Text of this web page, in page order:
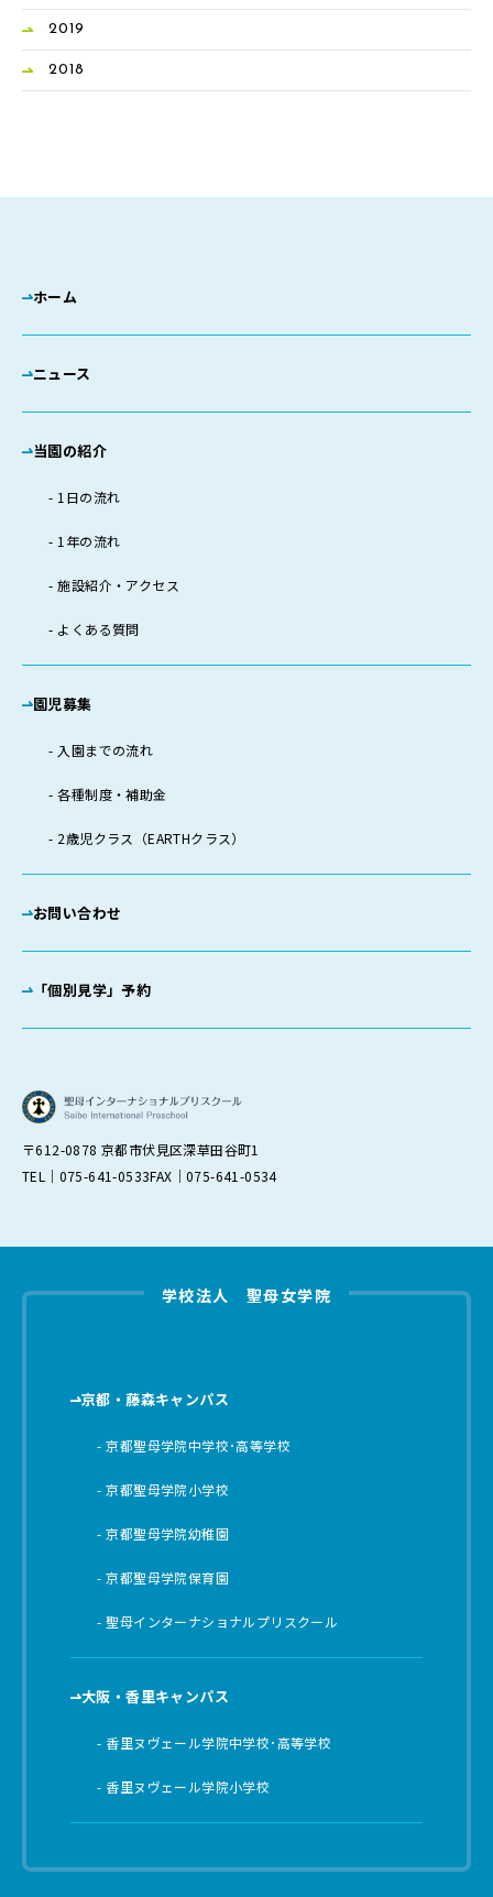
2019
2018
ホーム
ニュース
当園の紹介
1日の流れ
1年の流れ
施設紹介・アクセス
よくある質問
園児募集
入園までの流れ
各種制度・補助金
2歳児クラス（EARTHクラス）
お問い合わせ
「個別見学」予約
〒612-0878 京都市伏見区深草田谷町1
TEL｜075-641-0533FAX｜075-641-0534
学校法人 聖母女学院
京都・藤森キャンパス
京都聖母学院中学校･高等学校
京都聖母学院小学校
京都聖母学院幼稚園
京都聖母学院保育園
聖母インターナショナルプリスクール
大阪・香里キャンパス
香里ヌヴェール学院中学校･高等学校
香里ヌヴェール学院小学校